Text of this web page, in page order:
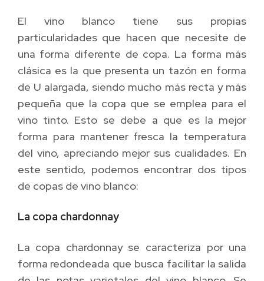
El vino blanco tiene sus propias
particularidades que hacen que necesite de
una forma diferente de copa. La forma más
clásica es la que presenta un tazón en forma
de U alargada, siendo mucho más recta y más
pequeña que la copa que se emplea para el
vino tinto. Esto se debe a que es la mejor
forma para mantener fresca la temperatura
del vino, apreciando mejor sus cualidades. En
este sentido, podemos encontrar dos tipos
de copas de vino blanco:
La copa chardonnay
La copa chardonnay se caracteriza por una
forma redondeada que busca facilitar la salida